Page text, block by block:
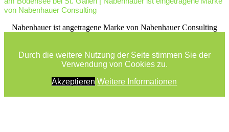
von Nabenhauer Consulting
facebook
youtube
rssNabenhauer ist angetragene Marke von Nabenhauer Consulting
Durch die weitere Nutzung der Seite stimmen Sie der
Verwendung von Cookies zu.
Akzeptieren Weitere Informationen